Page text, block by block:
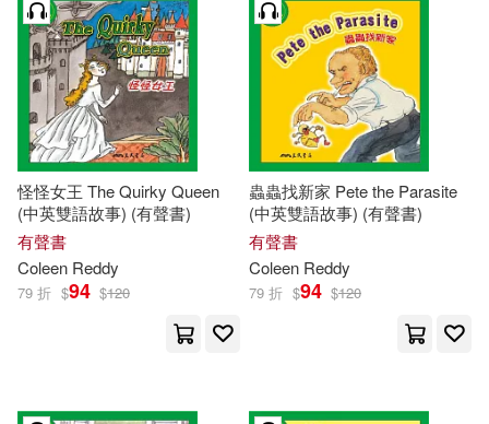
怪怪女王 The Quirky Queen
(中英雙語故事) (有聲書)
有聲書
Coleen Reddy
79 折 $94 $120
蟲蟲找新家 Pete the Parasite
(中英雙語故事) (有聲書)
有聲書
Coleen Reddy
79 折 $94 $120